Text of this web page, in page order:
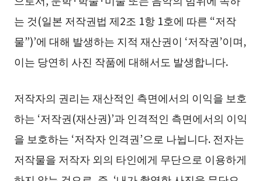
는 것(일본 저작권법 제2조 1항 1호에 따른 “저작
물”)’에 대해 발생하는 지적 재산권이 ‘저작권’이며,
이는 당연히 사진 작품에 대해서도 발생합니다.
저작자의 권리는 재산적인 측면에서의 이익을 보호
하는 ‘저작권(재산권)’과 인격적인 측면에서의 이익
을 보호하는 ‘저작자 인격권’으로 나뉩니다. 전자는
저작물을 저작자 외의 타인에게 무단으로 이용하게